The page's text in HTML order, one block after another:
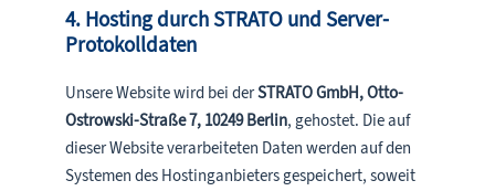
4. Hosting durch STRATO und Server-
Protokolldaten
Unsere Website wird bei derSTRATO GmbH, Otto-
Ostrowski-Straße 7, 10249 Berlin, gehostet. Die auf
dieser Website verarbeiteten Daten werden auf den
Systemen des Hostinganbieters gespeichert, soweit